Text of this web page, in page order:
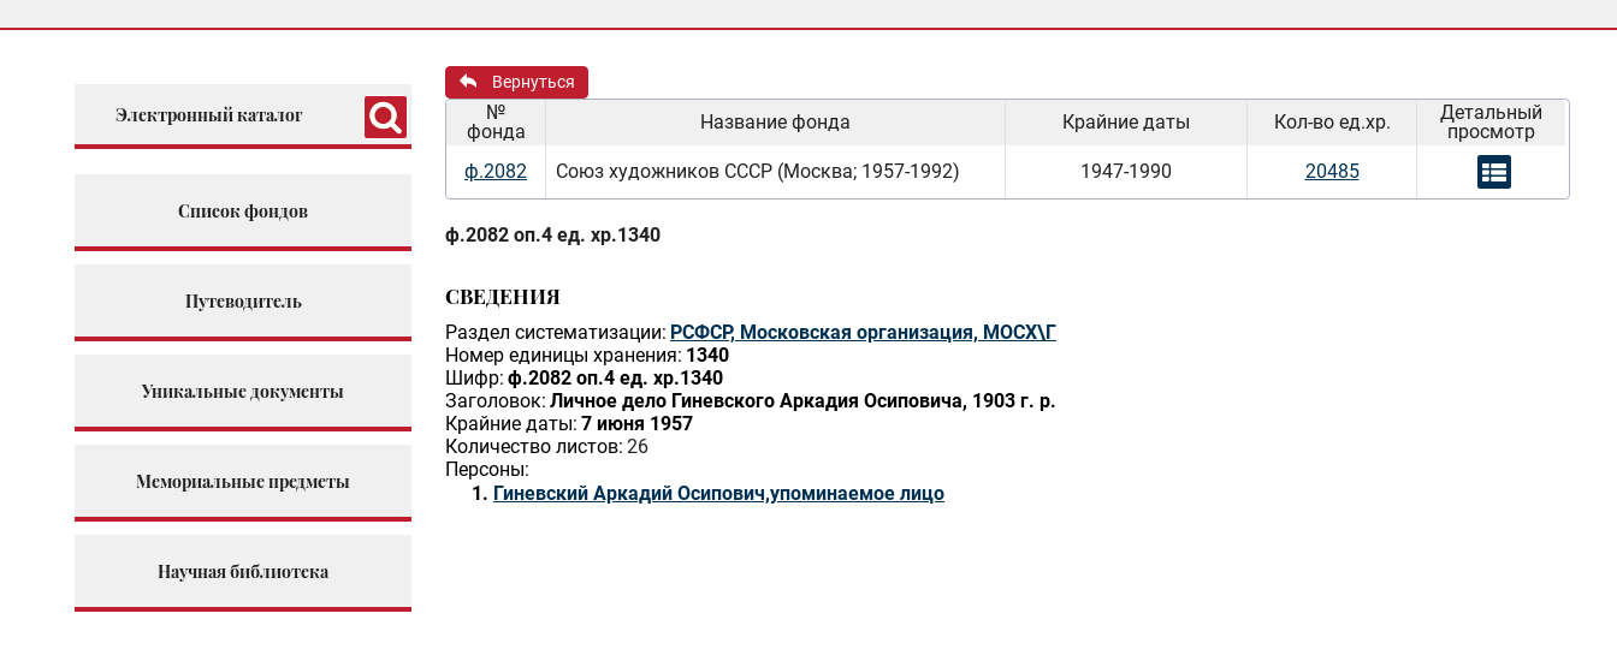
Электронный каталог
Список фондов
Путеводитель
Уникальные документы
Мемориальные предметы
Научная библиотека
Вернуться
№
фонда
Название фонда Крайние даты Кол-во ед.хр.
Детальный
просмотр
ф.2082
Союз художников СССР (Москва; 1957-1992) 1947-1990 20485
ф.2082 оп.4 ед. хр.1340
СВЕДЕНИЯ
Раздел систематизации: РСФСР, Московская организация, МОСХ\Г
Номер единицы хранения: 1340
Шифр: ф.2082 оп.4 ед. хр.1340
Заголовок: Личное дело Гиневского Аркадия Осиповича, 1903 г. р.
Крайние даты: 7 июня 1957
Количество листов: 26
Персоны:
Гиневский Аркадий Осипович,упоминаемое лицо